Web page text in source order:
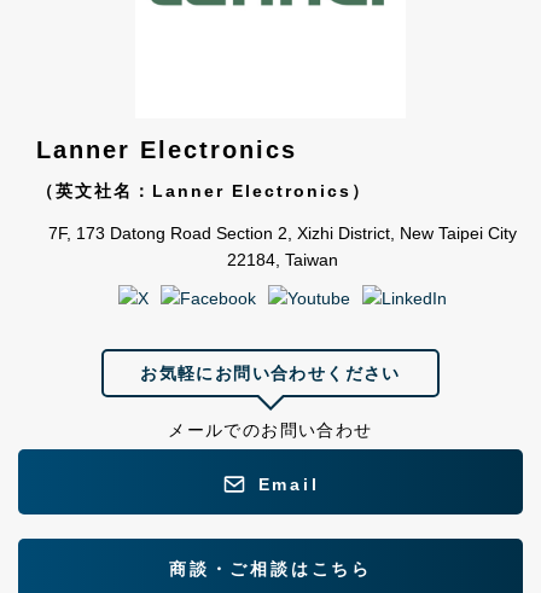
Lanner Electronics
（英文社名：Lanner Electronics）
7F, 173 Datong Road Section 2, Xizhi District, New Taipei City
22184, Taiwan
お気軽にお問い合わせください
メールでのお問い合わせ
Email
商談・ご相談はこちら